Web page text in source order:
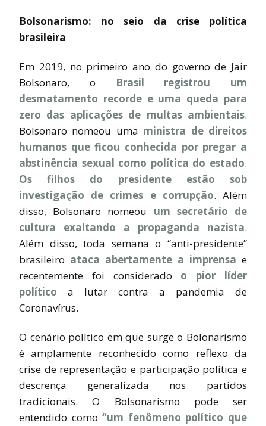
Bolsonarismo: no seio da crise política
brasileira
Em 2019, no primeiro ano do governo de Jair
Bolsonaro, o
Brasil registrou um
desmatamento recorde e uma queda para
zero das aplicações de multas ambientais.
Bolsonaro nomeou uma ministra de direitos
humanos que ficou conhecida por pregar a
abstinência sexual como política do estado.
Os filhos do presidente estão sob
investigação de crimes e corrupção. Além
disso, Bolsonaro nomeou um secretário de
cultura exaltando a propaganda nazista.
Além disso, toda semana o “anti-presidente”
brasileiro ataca abertamente a imprensa e
recentemente foi considerado o pior líder
político a lutar contra a pandemia de
Coronavírus.
O cenário político em que surge o Bolonarismo
é amplamente reconhecido como reflexo da
crise de representação e participação política e
descrença generalizada nos partidos
tradicionais. O Bolsonarismo pode ser
entendido como“um fenômeno político que